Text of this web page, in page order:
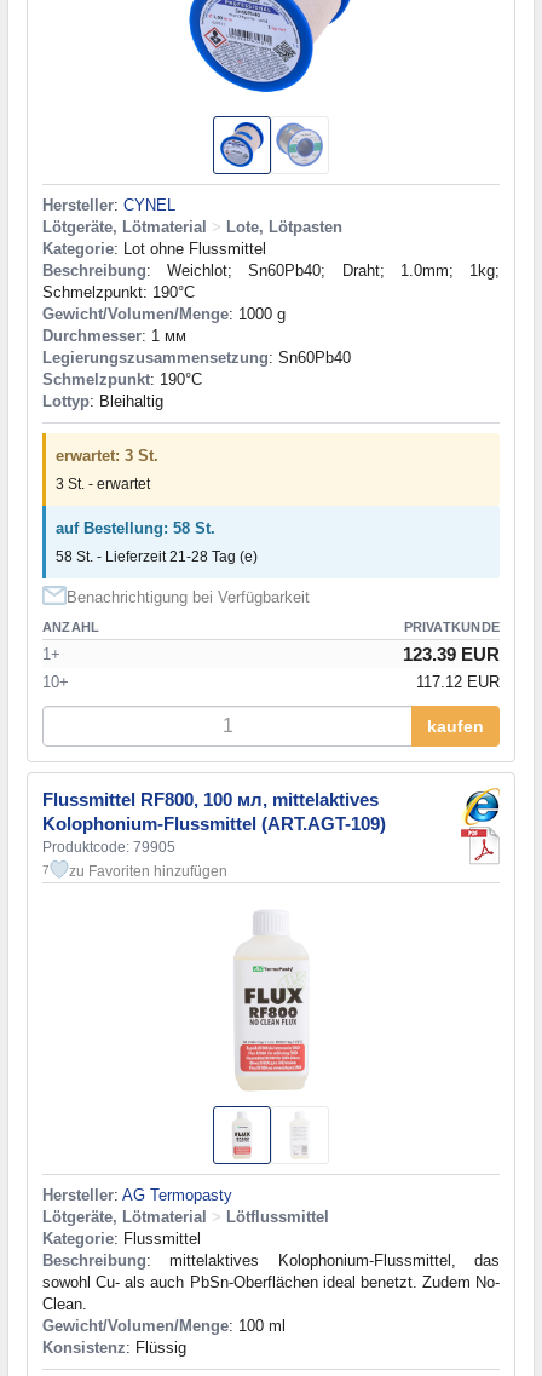
Hersteller: CYNEL
Lötgeräte, Lötmaterial > Lote, Lötpasten
Kategorie: Lot ohne Flussmittel
Beschreibung: Weichlot; Sn60Pb40; Draht; 1.0mm; 1kg;
Schmelzpunkt: 190°C
Gewicht/Volumen/Menge: 1000 g
Durchmesser: 1 мм
Legierungszusammensetzung: Sn60Pb40
Schmelzpunkt: 190°С
Lottyp: Bleihaltig
erwartet: 3 St.
3 St. - erwartet
auf Bestellung: 58 St.
58 St. - Lieferzeit 21-28 Tag (e)
Benachrichtigung bei Verfügbarkeit
ANZAHL PRIVATKUNDE
1+ 123.39 EUR
10+ 117.12 EUR
kaufen
Flussmittel RF800, 100 мл, mittelaktives
Kolophonium-Flussmittel (ART.AGT-109)
Produktcode: 79905
7 zu Favoriten hinzufügen
Hersteller: AG Termopasty
Lötgeräte, Lötmaterial > Lötflussmittel
Kategorie: Flussmittel
Beschreibung: mittelaktives Kolophonium-Flussmittel, das
sowohl Cu- als auch PbSn-Oberflächen ideal benetzt. Zudem No-
Clean.
Gewicht/Volumen/Menge: 100 ml
Konsistenz: Flüssig